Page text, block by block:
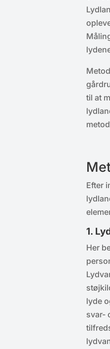
til at
Efter
1.
Her
lyde
svar-